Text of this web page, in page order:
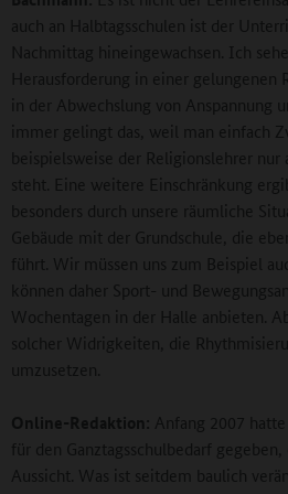
auch an Halbtagsschulen ist der
Nachmittag hineingewachsen. Ich
Herausforderung in einer gelungenen
in der Abwechslung von Anspannung
immer gelingt das, weil man einfach
beispielsweise der Religionslehrer
steht. Eine weitere Einschränkung
besonders durch unsere räumliche
Gebäude mit der Grundschule, die
führt. Wir müssen uns zum Beispiel
können daher Sport- und
Wochentagen in der Halle anbieten.
solcher Widrigkeiten, die
umzusetzen.
Online-Redaktion: Anfang 2007
für den Ganztagsschulbedarf
Aussicht. Was ist seitdem baulich